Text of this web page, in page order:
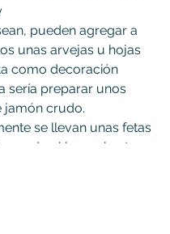
pueden agregar a
unas arvejas u hojas
como decoración
sería preparar unos
jamón crudo.
se llevan unas fetas
crudo al horno hasta